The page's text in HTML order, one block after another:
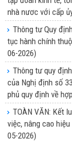
nhà nươc với cấp
Thông tư Quy
tục hành chính
06-2026)
Thông tư quy
của Nghị định số
phủ quy định về
TOÀN VĂN: Kết
việc, nâng cao
05-2026)